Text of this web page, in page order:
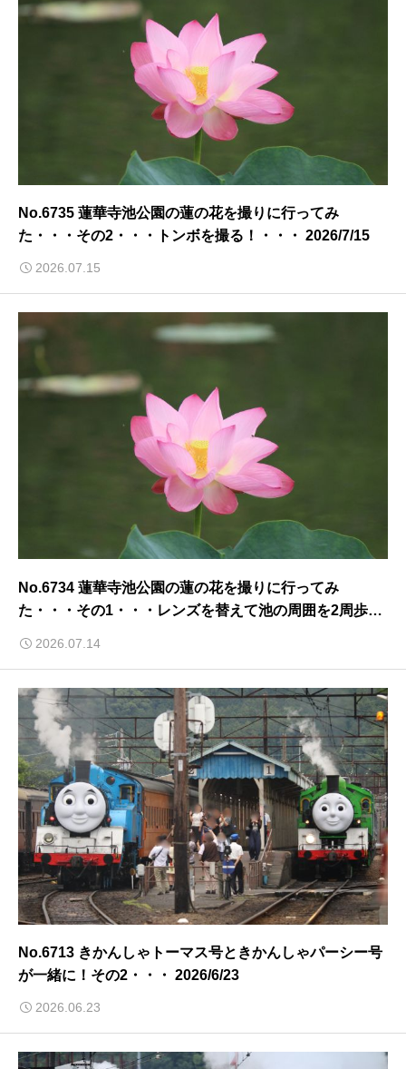
No.6735 蓮華寺池公園の蓮の花を撮りに行ってみ
た・・・その2・・・トンボを撮る！・・・ 2026/7/15
2026.07.15
No.6734 蓮華寺池公園の蓮の花を撮りに行ってみ
た・・・その1・・・レンズを替えて池の周囲を2周歩
2026.07.14
No.6713 きかんしゃトーマス号ときかんしゃパーシー号
が一緒に！その2・・・ 2026/6/23
2026.06.23